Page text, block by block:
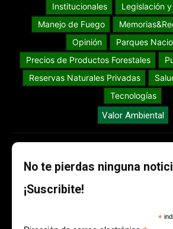
Institucionales
Legislación
Manejo de Fuego
Opinión
Parques
Precios de Productos Forestales
Reservas Naturales Privadas
Tecnologías
Valor Ambiental
No te pierdas ninguna
¡Suscribite!
*